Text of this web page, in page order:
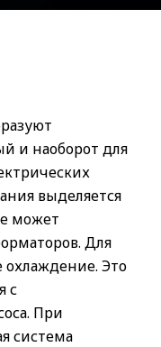
и наоборот для
выделяется
может
Для
охлаждение. Это
с
При
система